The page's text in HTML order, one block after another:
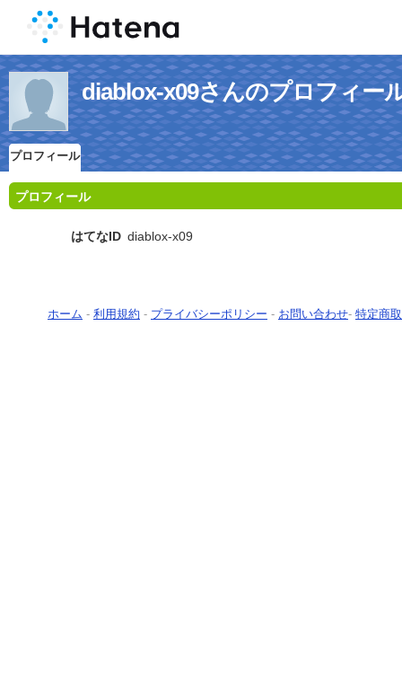
diablox-x09さんのプロフィー
プロフィール
プロフィール
はてなID diablox-x09
ホーム - 利用規約 - プライバシーポリシー - お問い合わせ- 特定商